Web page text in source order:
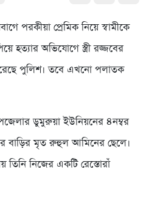
পরকীয়া প্রেমিক নিয়ে স্বামীকে
হত্যার অভিযোগে স্ত্রী রজ্জবের
পুলিশ। তবে এখনো পলাতক
ডুমুরুয়া ইউনিয়নের ৪নম্বর
বাড়ির মৃত রুহুল আমিনের ছেলে।
তিনি নিজের একটি রেস্তোরাঁ